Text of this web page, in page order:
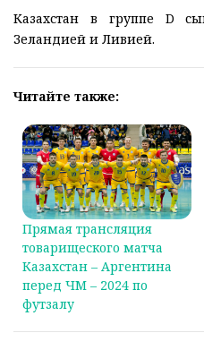
Казахстан в группе D
Зеландией и Ливией.
Читайте также:
Прямая трансляция
товарищеского матча
Казахстан – Аргентина
перед ЧМ – 2024 по
футзалу